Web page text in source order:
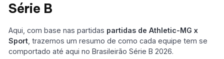
Série B
Aqui, com base nas partidas partidas de Athletic-MG x
Sport , trazemos um resumo de como cada equipe tem se
comportado até aqui no Brasileirão Série B 2026.